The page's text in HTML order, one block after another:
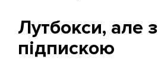
Лутбокси, але з
підпискою